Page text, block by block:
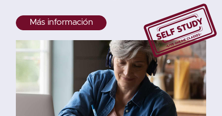
Más información